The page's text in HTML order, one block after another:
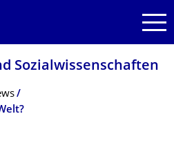
Sozialwissenschaf­ten